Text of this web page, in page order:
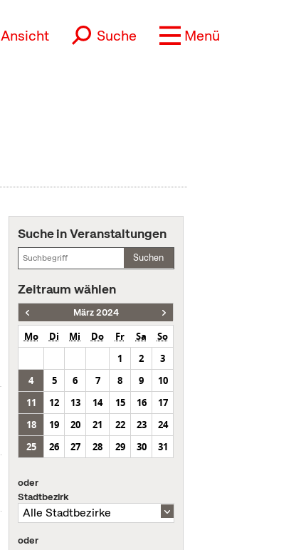
Ansicht Suche Menü
Suche in Veranstaltungen
Suchen
Zeitraum wählen
März 2024
Mo Di Mi Do Fr Sa
So
1
2
3
4
5 6 7 8 9
10
11
12 13 14 15 16
17
18
19 20 21 22 23
24
25
26 27 28 29 30 31
oder
Stadtbezirk
oder